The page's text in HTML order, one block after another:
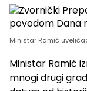
Ministar Ramić
Ministar Ramić
mnogi drugi